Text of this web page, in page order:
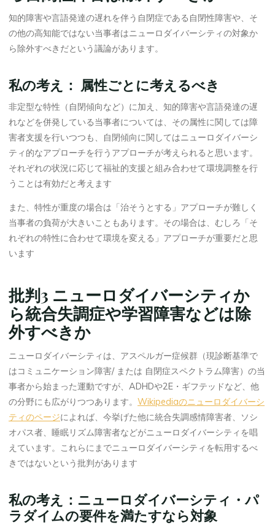
知的障害や言語発達の遅れを伴う自閉症である自閉性障害や、そ
の他の高知能ではない当事者はニューロダイバーシティの対象か
ら除外すべきだという議論があります。
私の考え： 属性ごとに考えるべき
非定型な特性（自閉傾向など）に加え、知的障害や言語発達の遅
れなどを併発している当事者については、その属性に関しては障
害者支援を行いつつも、自閉傾向に関してはニューロダイバーシ
ティ的なアプローチを行うアプローチが考えられると思います。
それぞれの状況に応じて福祉的支援と組み合わせて環境調整を行
うことは有効だと考えます
また、特性が重度の場合は「治そうとする」アプローチが難しく
当事者の負荷が大きいこともあります。その場合は、むしろ「そ
れぞれの特性に合わせて環境を変える」アプローチが重要だと思
います
批判3 ニューロダイバーシティか
ら統合失調症や学習障害などは除
外すべきか
ニューロダイバーシティは、アスペルガー症候群（現診断基準で
はコミュニケーション障害/ または 自閉症スペクトラム障害）の当
事者から始まった運動ですが、ADHDや2E・ギフテッドなど、他
の分野にも広がりつつあります。Wikipediaのニューロダイバーシ
ティのページによれば、今挙げた他に統合失調感情障害者、ソシ
オパス者、睡眠リズム障害者などがニューロダイバーシティを唱
えています。これらにまでニューロダイバーシティを転用するべ
きではないという批判があります
私の考え：ニューロダイバーシティ・パ
ラダイムの要件を満たすなら対象